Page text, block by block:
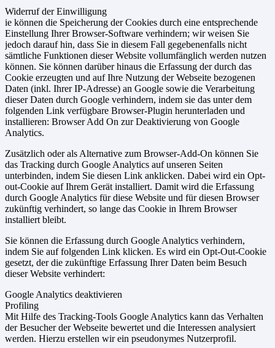
Widerruf der Einwilligung
ie können die Speicherung der Cookies durch eine entsprechende
Einstellung Ihrer Browser-Software verhindern; wir weisen Sie
jedoch darauf hin, dass Sie in diesem Fall gegebenenfalls nicht
sämtliche Funktionen dieser Website vollumfänglich werden nutzen
können. Sie können darüber hinaus die Erfassung der durch das
Cookie erzeugten und auf Ihre Nutzung der Webseite bezogenen
Daten (inkl. Ihrer IP-Adresse) an Google sowie die Verarbeitung
dieser Daten durch Google verhindern, indem sie das unter dem
folgenden Link verfügbare Browser-Plugin herunterladen und
installieren: Browser Add On zur Deaktivierung von Google
Analytics.
Zusätzlich oder als Alternative zum Browser-Add-On können Sie
das Tracking durch Google Analytics auf unseren Seiten
unterbinden, indem Sie diesen Link anklicken. Dabei wird ein Opt-
out-Cookie auf Ihrem Gerät installiert. Damit wird die Erfassung
durch Google Analytics für diese Website und für diesen Browser
zukünftig verhindert, so lange das Cookie in Ihrem Browser
installiert bleibt.
Sie können die Erfassung durch Google Analytics verhindern,
indem Sie auf folgenden Link klicken. Es wird ein Opt-Out-Cookie
gesetzt, der die zukünftige Erfassung Ihrer Daten beim Besuch
dieser Website verhindert:
Google Analytics deaktivieren
Profiling
Mit Hilfe des Tracking-Tools Google Analytics kann das Verhalten
der Besucher der Webseite bewertet und die Interessen analysiert
werden. Hierzu erstellen wir ein pseudonymes Nutzerprofil.